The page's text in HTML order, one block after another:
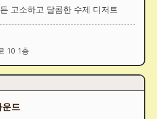
고소하고 달콤한 수제 디저트
10 1층
운드